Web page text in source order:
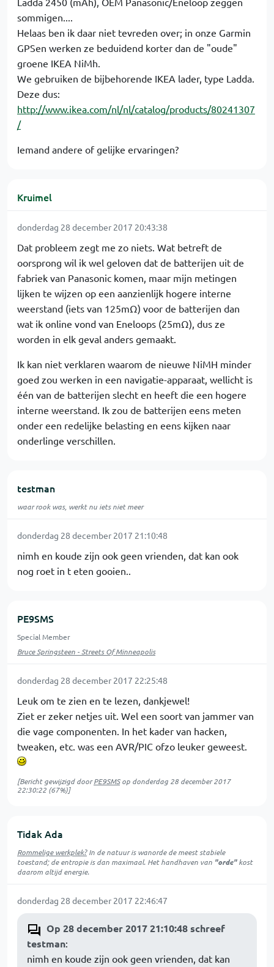
sommigen....
Helaas ben ik daar niet tevreden over; in onze Garmin
GPSen werken ze beduidend korter dan de "oude"
groene IKEA NiMh.
We gebruiken de bijbehorende IKEA lader, type Ladda.
Deze dus:
http://www.ikea.com/nl/nl/catalog/products/80241307
/
Iemand andere of gelijke ervaringen?
Kruimel
donderdag 28 december 2017 20:43:38
Dat probleem zegt me zo niets. Wat betreft de
oorsprong wil ik wel geloven dat de batterijen uit de
fabriek van Panasonic komen, maar mijn metingen
lijken te wijzen op een aanzienlijk hogere interne
weerstand (iets van 125mΩ) voor de batterijen dan
wat ik online vond van Eneloops (25mΩ), dus ze
worden in elk geval anders gemaakt.
Ik kan niet verklaren waarom de nieuwe NiMH minder
goed zou werken in een navigatie-apparaat, wellicht is
één van de batterijen slecht en heeft die een hogere
interne weerstand. Ik zou de batterijen eens meten
onder een redelijke belasting en eens kijken naar
onderlinge verschillen.
testman
waar rook was, werkt nu iets niet meer
donderdag 28 december 2017 21:10:48
nimh en koude zijn ook geen vrienden, dat kan ook
nog roet in t eten gooien..
PE9SMS
Special Member
Bruce Springsteen - Streets Of Minneapolis
donderdag 28 december 2017 22:25:48
Leuk om te zien en te lezen, dankjewel!
Ziet er zeker netjes uit. Wel een soort van jammer van
die vage componenten. In het kader van hacken,
tweaken, etc. was een AVR/PIC ofzo leuker geweest.
[Bericht gewijzigd doorPE9SMSop donderdag 28 december 2017
22:30:22 (67%)]
Tidak Ada
Rommelige werkplek?In de natuur iswanordede meest stabiele
toestand; de entropie is dan maximaal. Het handhaven van "orde"kost
daarom altijd energie.
donderdag 28 december 2017 22:46:47
Op 28 december 2017 21:10:48 schreef
testman:
nimh en koude zijn ook geen vrienden, dat kan